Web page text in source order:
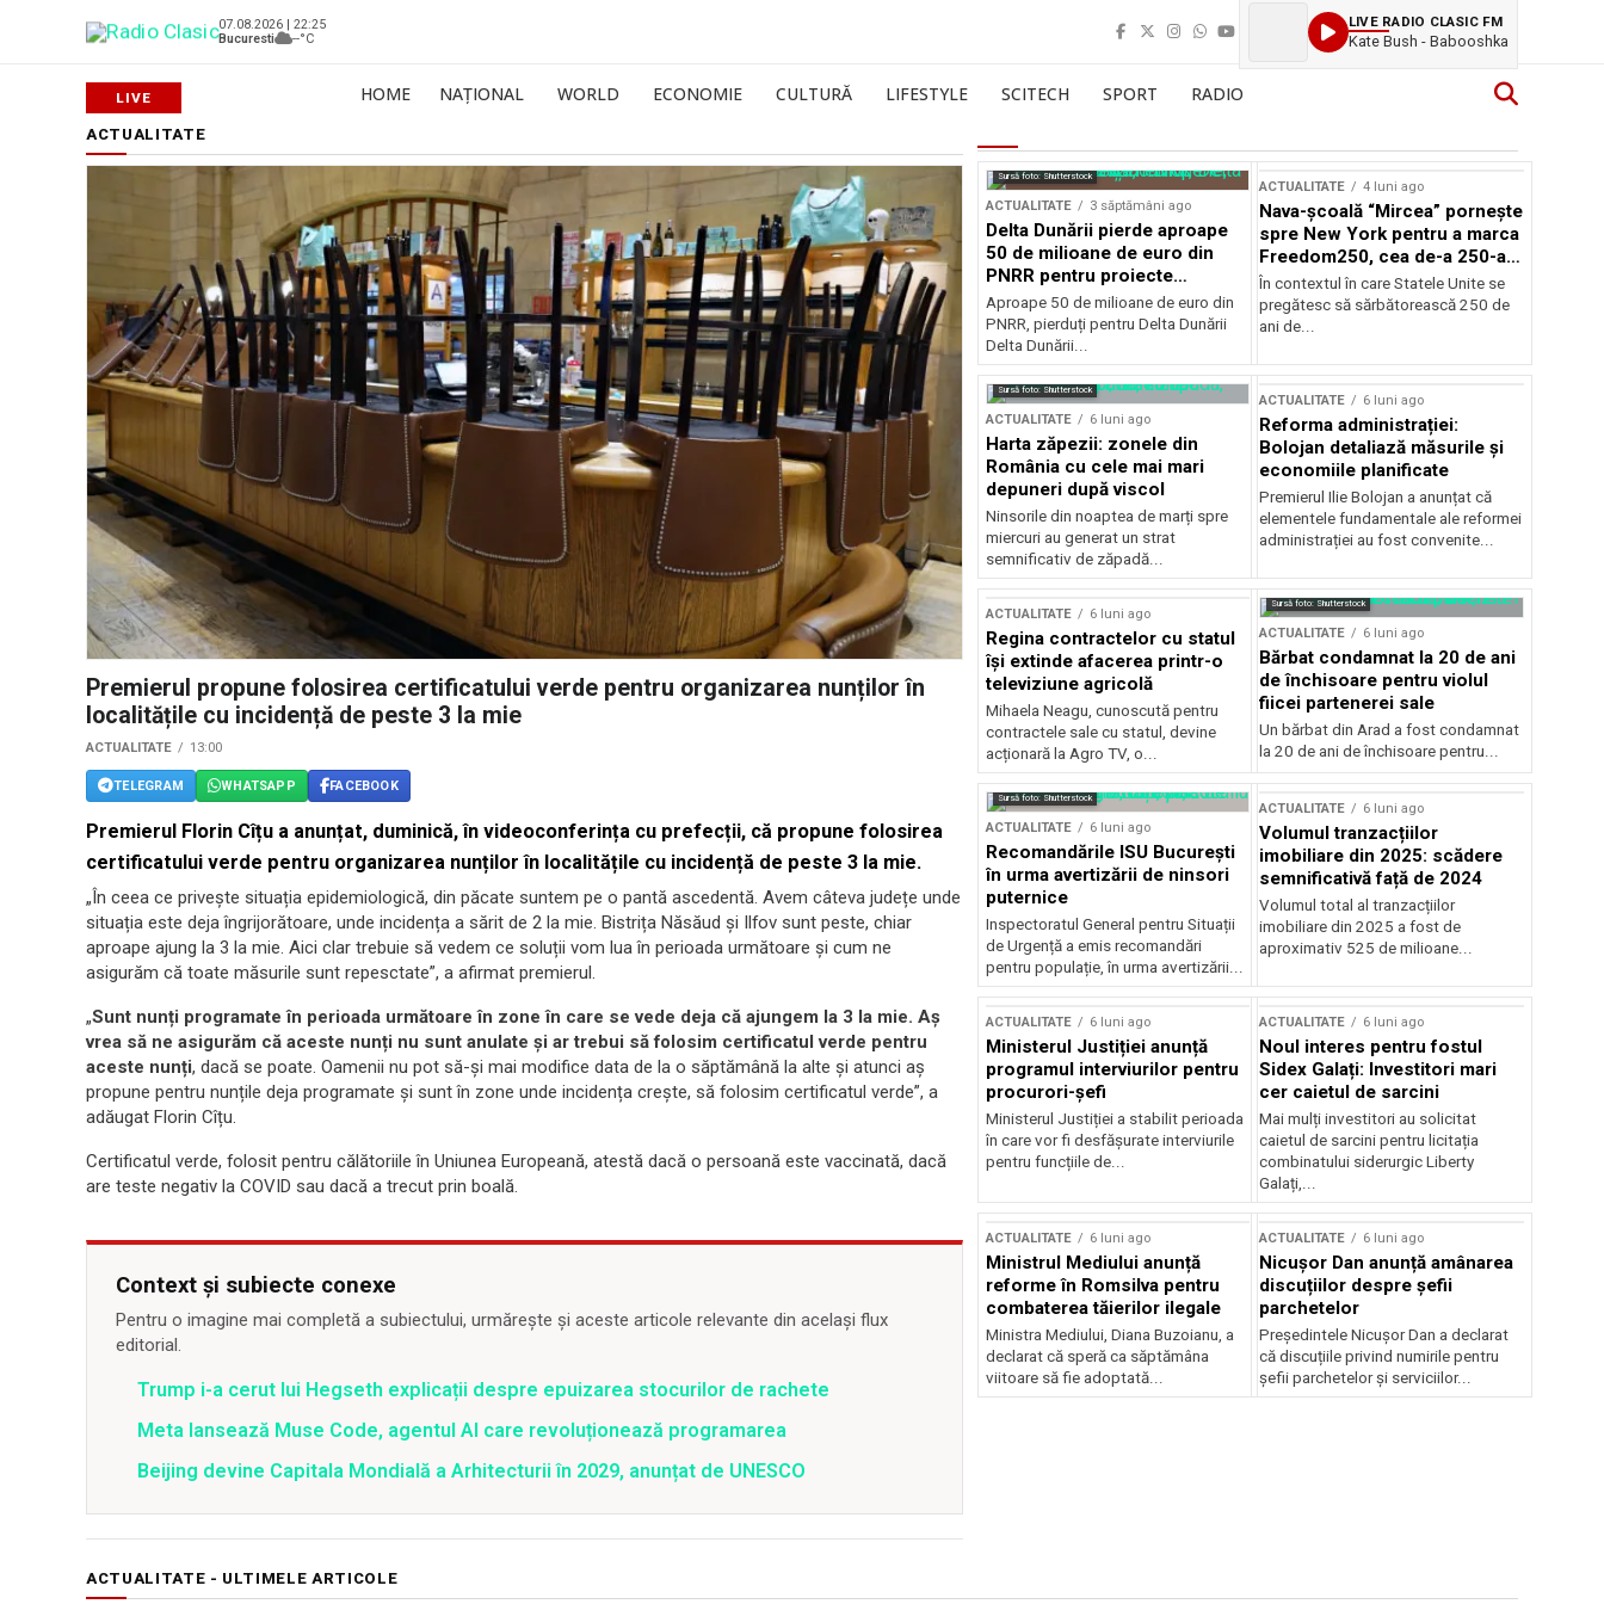
07.08.2026 | 22:25
Bucuresti
--°C
LIVE RADIO CLASIC FM
Kate Bush - Babooshka
HOME NAȚIONAL WORLD ECONOMIE CULTURĂ LIFESTYLE SCITECH SPORT RADIO
ACTUALITATE
Premierul propune folosirea certificatului verde pentru organizarea nunților în
localitățile cu incidență de peste 3 la mie
ACTUALITATE 13:00
TELEGRAM WHATSAPP FACEBOOK
Premierul Florin Cîțu a anunțat, duminică, în videoconferința cu prefecții, că propune folosirea
certificatului verde pentru organizarea nunților în localitățile cu incidență de peste 3 la mie.
„În ceea ce privește situația epidemiologică, din păcate suntem pe o pantă ascedentă. Avem câteva județe unde
situația este deja îngrijorătoare, unde incidența a sărit de 2 la mie. Bistrița Năsăud și Ilfov sunt peste, chiar
aproape ajung la 3 la mie. Aici clar trebuie să vedem ce soluții vom lua în perioada următoare și cum ne
asigurăm că toate măsurile sunt repesctate”, a afirmat premierul.
„Sunt nunți programate în perioada următoare în zone în care se vede deja că ajungem la 3 la mie. Aș
vrea să ne asigurăm că aceste nunți nu sunt anulate și ar trebui să folosim certificatul verde pentru
aceste nunți, dacă se poate. Oamenii nu pot să-și mai modifice data de la o săptămână la alte și atunci aș
propune pentru nunțile deja programate și sunt în zone unde incidența crește, să folosim certificatul verde”, a
adăugat Florin Cîțu.
Certificatul verde, folosit pentru călătoriile în Uniunea Europeană, atestă dacă o persoană este vaccinată, dacă
are teste negativ la COVID sau dacă a trecut prin boală.
Context și subiecte conexe
Pentru o imagine mai completă a subiectului, urmărește și aceste articole relevante din același flux
editorial.
Trump i-a cerut lui Hegseth explicații despre epuizarea stocurilor de rachete
Meta lansează Muse Code, agentul AI care revoluționează programarea
Beijing devine Capitala Mondială a Arhitecturii în 2029, anunțat de UNESCO
Sursă foto: Shutterstock
ACTUALITATE 3 săptămâni ago
Delta Dunării pierde aproape
50 de milioane de euro din
PNRR pentru proiecte
esențiale
Aproape 50 de milioane de euro din
PNRR, pierduți pentru Delta Dunării
Delta Dunării...
ACTUALITATE 4 luni ago
Nava-școală “Mircea” pornește
spre New York pentru a marca
Freedom250, cea de-a 250-a
aniversare a Statelor Unite
În contextul în care Statele Unite se
pregătesc să sărbătorească 250 de
ani de...
Sursă foto: Shutterstock
ACTUALITATE 6 luni ago
Harta zăpezii: zonele din
România cu cele mai mari
depuneri după viscol
Ninsorile din noaptea de marți spre
miercuri au generat un strat
semnificativ de zăpadă...
ACTUALITATE 6 luni ago
Reforma administrației:
Bolojan detaliază măsurile și
economiile planificate
Premierul Ilie Bolojan a anunțat că
elementele fundamentale ale reformei
administrației au fost convenite...
ACTUALITATE 6 luni ago
Regina contractelor cu statul
își extinde afacerea printr-o
televiziune agricolă
Mihaela Neagu, cunoscută pentru
contractele sale cu statul, devine
acționară la Agro TV, o...
Sursă foto: Shutterstock
ACTUALITATE 6 luni ago
Bărbat condamnat la 20 de ani
de închisoare pentru violul
fiicei partenerei sale
Un bărbat din Arad a fost condamnat
la 20 de ani de închisoare pentru...
Sursă foto: Shutterstock
ACTUALITATE 6 luni ago
Recomandările ISU București
în urma avertizării de ninsori
puternice
Inspectoratul General pentru Situații
de Urgență a emis recomandări
pentru populație, în urma avertizării...
ACTUALITATE 6 luni ago
Volumul tranzacțiilor
imobiliare din 2025: scădere
semnificativă față de 2024
Volumul total al tranzacțiilor
imobiliare din 2025 a fost de
aproximativ 525 de milioane...
ACTUALITATE 6 luni ago
Ministerul Justiției anunță
programul interviurilor pentru
procurori-șefi
Ministerul Justiției a stabilit perioada
în care vor fi desfășurate interviurile
pentru funcțiile de...
ACTUALITATE 6 luni ago
Noul interes pentru fostul
Sidex Galați: Investitori mari
cer caietul de sarcini
Mai mulți investitori au solicitat
caietul de sarcini pentru licitația
combinatului siderurgic Liberty
Galați,...
ACTUALITATE 6 luni ago
Ministrul Mediului anunță
reforme în Romsilva pentru
combaterea tăierilor ilegale
Ministra Mediului, Diana Buzoianu, a
declarat că speră ca săptămâna
viitoare să fie adoptată...
ACTUALITATE 6 luni ago
Nicușor Dan anunță amânarea
discuțiilor despre șefii
parchetelor
Președintele Nicușor Dan a declarat
că discuțiile privind numirile pentru
șefii parchetelor și serviciilor...
ACTUALITATE - ULTIMELE ARTICOLE